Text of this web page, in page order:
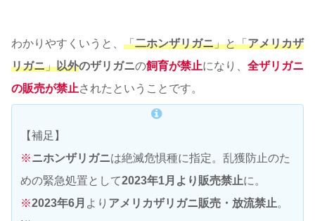
わかりやすくいうと、 「二ホンザリガニ」と「アメリカザ
リガニ」以外のザリガニの飼育が禁止になり、 全ザリガニ
の販売が禁止されたということです。
【補足】
※ニホンザリガニは絶滅危惧種に指定。乱獲防止のた
めの緊急処置として2023年1月より販売禁止に。
※2023年6月 より アメリカザリガニ販売・放流禁止。